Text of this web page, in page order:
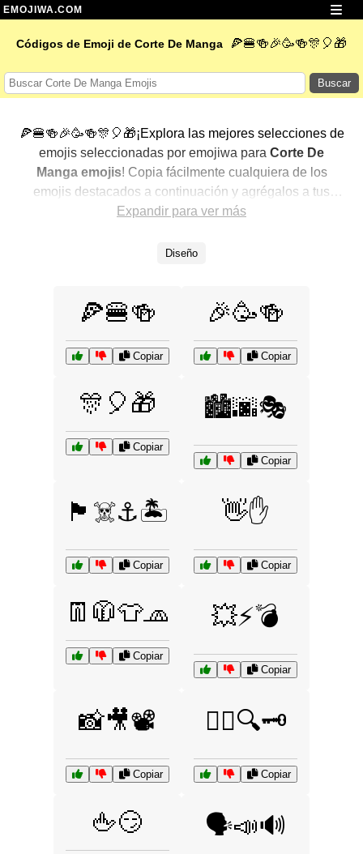
EMOJIWA.COM
Códigos de Emoji de Corte De Manga 🍕🍔🍻🎉🥳🍻🎊🎈🎁
Buscar
🍕🍔🍻🎉🥳🍻🎊🎈🎁¡Explora las mejores selecciones de
emojis seleccionadas por emojiwa para Corte De
Manga emojis! Copia fácilmente cualquiera de los
emojis destacados a continuación y agrégalos a tus
conversaciones para un toque personalizado. Hemos
mostrando primero los más populares. ¿Buscas más?
Expandir para ver más
Diseño
🍕🍔🍻
Copiar
🎉🥳🍻
Copiar
🎊🎈🎁
Copiar
🏙️🌆🎭
Copiar
🏴‍☠️⚓🏝️
Copiar
👋✋
Copiar
👖🧥👕🧢
Copiar
💥⚡💣
Copiar
📸🎥📽️
Copiar
🕵️‍♂️🔍🗝️
Copiar
🖕😏 🗣️📣🔊